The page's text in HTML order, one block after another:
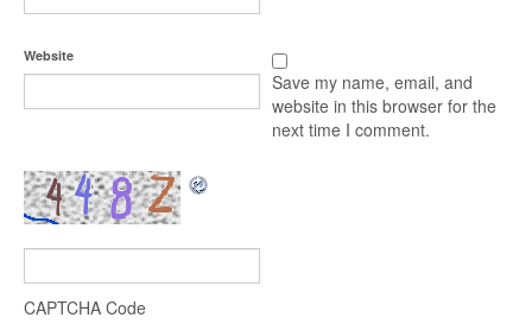
Website
Save my name, email, and
website in this browser for the
next time I comment.
CAPTCHA Code